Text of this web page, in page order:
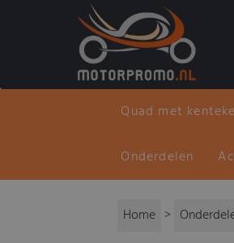
Quad met
Onderdelen
Home >